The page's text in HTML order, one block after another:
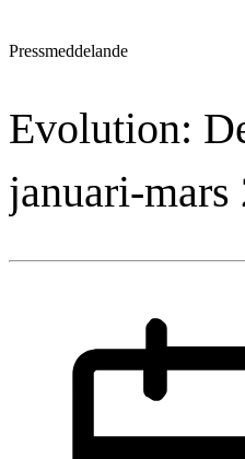
Pressmeddelande
Evolution:
januari-mars